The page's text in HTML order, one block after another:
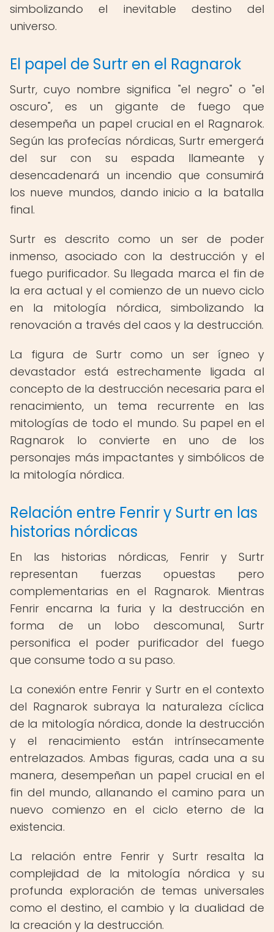
simbolizando el inevitable destino del
universo.
El papel de Surtr en el Ragnarok
Surtr, cuyo nombre significa "el negro" o "el
oscuro", es un gigante de fuego que
desempeña un papel crucial en el Ragnarok.
Según las profecías nórdicas, Surtr emergerá
del sur con su espada llameante y
desencadenará un incendio que consumirá
los nueve mundos, dando inicio a la batalla
final.
Surtr es descrito como un ser de poder
inmenso, asociado con la destrucción y el
fuego purificador. Su llegada marca el fin de
la era actual y el comienzo de un nuevo ciclo
en la mitología nórdica, simbolizando la
renovación a través del caos y la destrucción.
La figura de Surtr como un ser ígneo y
devastador está estrechamente ligada al
concepto de la destrucción necesaria para el
renacimiento, un tema recurrente en las
mitologías de todo el mundo. Su papel en el
Ragnarok lo convierte en uno de los
personajes más impactantes y simbólicos de
la mitología nórdica.
Relación entre Fenrir y Surtr en las
historias nórdicas
En las historias nórdicas, Fenrir y Surtr
representan fuerzas opuestas pero
complementarias en el Ragnarok. Mientras
Fenrir encarna la furia y la destrucción en
forma de un lobo descomunal, Surtr
personifica el poder purificador del fuego
que consume todo a su paso.
La conexión entre Fenrir y Surtr en el contexto
del Ragnarok subraya la naturaleza cíclica
de la mitología nórdica, donde la destrucción
y el renacimiento están intrínsecamente
entrelazados. Ambas figuras, cada una a su
manera, desempeñan un papel crucial en el
fin del mundo, allanando el camino para un
nuevo comienzo en el ciclo eterno de la
existencia.
La relación entre Fenrir y Surtr resalta la
complejidad de la mitología nórdica y su
profunda exploración de temas universales
como el destino, el cambio y la dualidad de
la creación y la destrucción.